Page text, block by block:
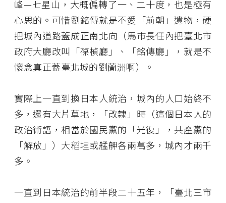
峰—七星山，大概偏轉了一、二十度，也是極有
心思的。可惜劉銘傳就是不愛「前朝」遺物，硬
把城內道路蓋成正南北向（馬市長任內把臺北市
政府大廳改叫「葆楨廳」、「銘傳廳」，就是不
懷念真正蓋臺北城的劉蘭洲啊）。
實際上一直到換日本人統治，城內的人口始終不
多，還有大片草地，「改隸」時（這個日本人的
政治術語，相當於國民黨的「光復」，共產黨的
「解放」）大稻埕或艋舺各兩萬多，城內才兩千
多。
一直到日本統治的前半段二十五年，「臺北三市